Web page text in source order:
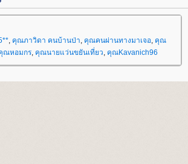
, คุณภาวิดา คนบ้านป่า, คุณคนผ่านทางมาเจอ, คุณ
ณหอมกร, คุณนายแว่นขยันเที่ยว, คุณKavanich96